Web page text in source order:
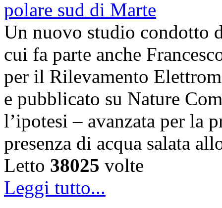
Un nuovo studio condotto
cui fa parte anche
per il Rilevamento
e pubblicato su Nature
l’ipotesi – avanzata per la
presenza di acqua salata
Letto 38025 volte
Leggi tutto...